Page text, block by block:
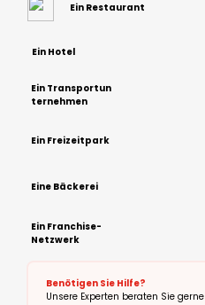
Ein Restaurant
Ein Hotel
Ein Transportun
ternehmen
Ein Freizeitpark
Eine Bäckerei
Ein Franchise-
Netzwerk
Benötigen Sie Hilfe?
Unsere Experten beraten Sie gerne